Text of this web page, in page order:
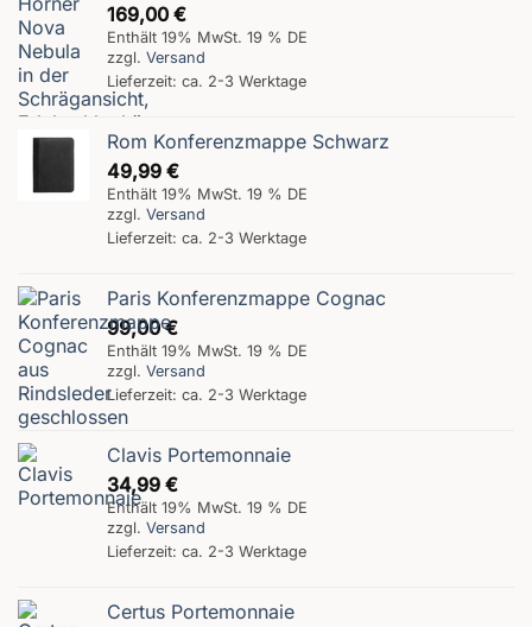
169,00 €
Enthält 19% MwSt. 19 % DE
zzgl. Versand
Lieferzeit: ca. 2-3 Werktage
Rom Konferenzmappe Schwarz
49,99 €
Enthält 19% MwSt. 19 % DE
zzgl. Versand
Lieferzeit: ca. 2-3 Werktage
Paris Konferenzmappe Cognac
99,00€
Enthält 19% MwSt. 19 % DE
zzgl. Versand
Lieferzeit: ca. 2-3 Werktage
Clavis Portemonnaie
34,99 €
Enthält 19% MwSt. 19 % DE
zzgl. Versand
Lieferzeit: ca. 2-3 Werktage
Certus Portemonnaie